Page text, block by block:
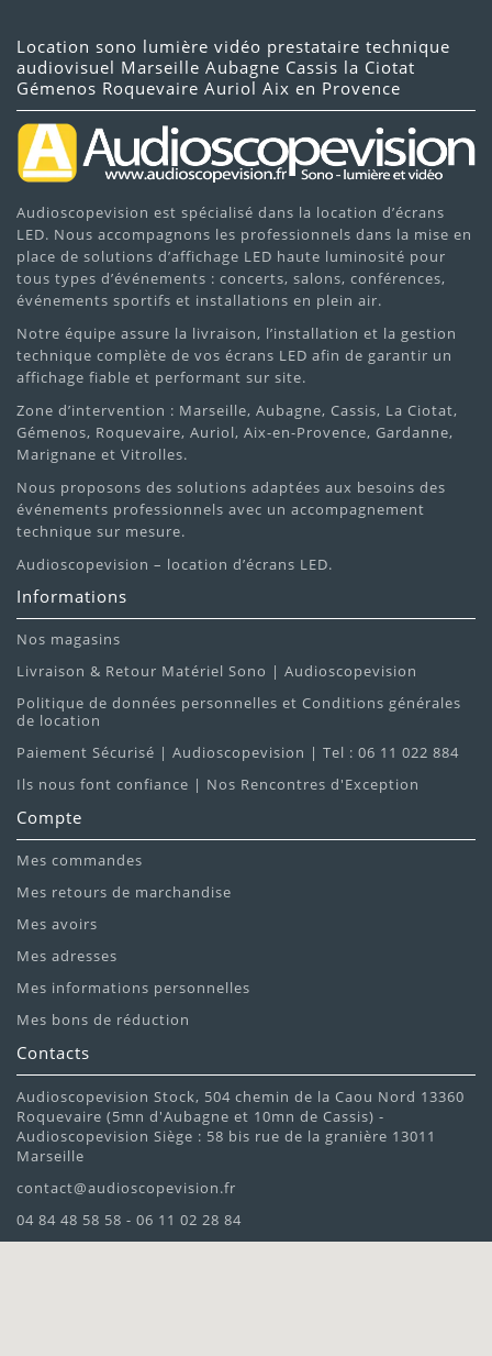
Location sono lumière vidéo prestataire technique
audiovisuel Marseille Aubagne Cassis la Ciotat
Gémenos Roquevaire Auriol Aix en Provence
Audioscopevision est spécialisé dans la location d’écrans
LED. Nous accompagnons les professionnels dans la mise en
place de solutions d’affichage LED haute luminosité pour
tous types d’événements : concerts, salons, conférences,
événements sportifs et installations en plein air.
Notre équipe assure la livraison, l’installation et la gestion
technique complète de vos écrans LED afin de garantir un
affichage fiable et performant sur site.
Zone d’intervention : Marseille, Aubagne, Cassis, La Ciotat,
Gémenos, Roquevaire, Auriol, Aix-en-Provence, Gardanne,
Marignane et Vitrolles.
Nous proposons des solutions adaptées aux besoins des
événements professionnels avec un accompagnement
technique sur mesure.
Audioscopevision – location d’écrans LED.
Informations
Nos magasins
Livraison & Retour Matériel Sono | Audioscopevision
Politique de données personnelles et Conditions générales
de location
Paiement Sécurisé | Audioscopevision | Tel : 06 11 022 884
Ils nous font confiance | Nos Rencontres d'Exception
Compte
Mes commandes
Mes retours de marchandise
Mes avoirs
Mes adresses
Mes informations personnelles
Mes bons de réduction
Contacts
Audioscopevision Stock, 504 chemin de la Caou Nord 13360
Roquevaire (5mn d'Aubagne et 10mn de Cassis) -
Audioscopevision Siège : 58 bis rue de la granière 13011
Marseille
contact@audioscopevision.fr
04 84 48 58 58 - 06 11 02 28 84